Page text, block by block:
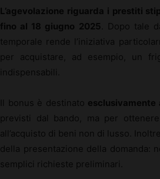
L’agevolazione riguarda i prestiti
fino al 18 giugno 2025 . Dopo tale
temporale rende l’iniziativa
per acquistare, ad esempio, un
indispensabili.
Il bonus è destinato
previsti dal bando, ma per
all’acquisto di beni non di lusso.
della presentazione della domanda:
semplici richieste preliminari.